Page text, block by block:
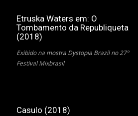
Etruska Waters em: O
Tombamento da Republiqueta
(2018)
Exibido na mostra Dystopia Brazil no 27º
Festival Mixbrasil
Casulo (2018)